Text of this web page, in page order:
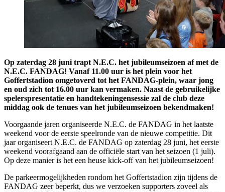
Op zaterdag 28 juni trapt N.E.C. het jubileumseizoen af met de
N.E.C. FANDAG! Vanaf 11.00 uur is het plein voor het
Goffertstadion omgetoverd tot het FANDAG-plein, waar jong
en oud zich tot 16.00 uur kan vermaken. Naast de gebruikelijke
spelerspresentatie en handtekeningensessie zal de club deze
middag ook de tenues van het jubileumseizoen bekendmaken!
Voorgaande jaren organiseerde N.E.C. de FANDAG in het laatste
weekend voor de eerste speelronde van de nieuwe competitie. Dit
jaar organiseert N.E.C. de FANDAG op zaterdag 28 juni, het eerste
weekend voorafgaand aan de officiële start van het seizoen (1 juli).
Op deze manier is het een heuse kick-off van het jubileumseizoen!
De parkeermogelijkheden rondom het Goffertstadion zijn tijdens de
FANDAG zeer beperkt, dus we verzoeken supporters zoveel als